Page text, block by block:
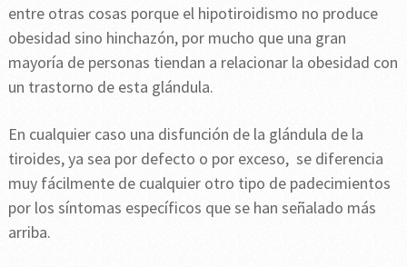
entre otras cosas porque el hipotiroidismo no produce
obesidad sino hinchazón, por mucho que una gran
mayoría de personas tiendan a relacionar la obesidad con
un trastorno de esta glándula.
En cualquier caso una disfunción de la glándula de la
tiroides, ya sea por defecto o por exceso, se diferencia
muy fácilmente de cualquier otro tipo de padecimientos
por los síntomas específicos que se han señalado más
arriba.